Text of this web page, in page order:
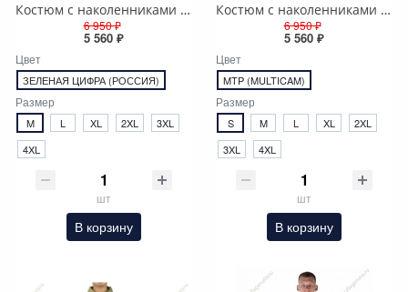
Костюм с наколенниками и налокотниками G3, тактический Зеленая цифра (пиксель), Rip-stop
6 950 ₽
5 560 ₽
Цвет
ЗЕЛЕНАЯ ЦИФРА (РОССИЯ)
Размер
M L XL 2XL
3XL
4XL
шт
В корзину
Костюм с наколенниками и налокотниками G3, тактический Мультикам (MTP-camo), Rip-stop
6 950 ₽
5 560 ₽
Цвет
MTP (MULTICAM)
Размер
S M L XL
2XL
3XL
4XL
шт
В корзину